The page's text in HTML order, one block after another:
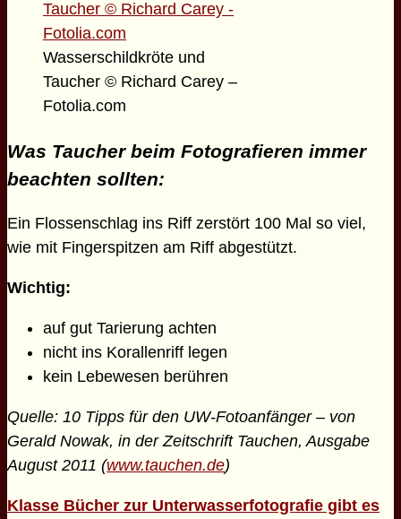
Wasserschildkröte und
Taucher © Richard Carey –
Fotolia.com
Was Taucher beim Fotografieren immer
beachten sollten:
Ein Flossenschlag ins Riff zerstört 100 Mal so viel,
wie mit Fingerspitzen am Riff abgestützt.
Wichtig:
auf gut Tarierung achten
nicht ins Korallenriff legen
kein Lebewesen berühren
Quelle: 10 Tipps für den UW-Fotoanfänger – von
Gerald Nowak, in der Zeitschrift Tauchen, Ausgabe
August 2011 (www.tauchen.de)
Klasse Bücher zur Unterwasserfotografie gibt es